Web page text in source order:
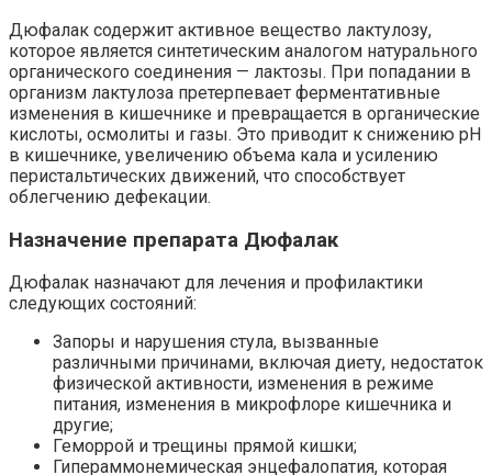
Дюфалак содержит активное вещество лактулозу,
которое является синтетическим аналогом натурального
органического соединения — лактозы. При попадании в
организм лактулоза претерпевает ферментативные
изменения в кишечнике и превращается в органические
кислоты, осмолиты и газы. Это приводит к снижению рН
в кишечнике, увеличению объема кала и усилению
перистальтических движений, что способствует
облегчению дефекации.
Назначение препарата Дюфалак
Дюфалак назначают для лечения и профилактики
следующих состояний:
Запоры и нарушения стула, вызванные
различными причинами, включая диету, недостаток
физической активности, изменения в режиме
питания, изменения в микрофлоре кишечника и
другие;
Геморрой и трещины прямой кишки;
Гипераммонемическая энцефалопатия, которая